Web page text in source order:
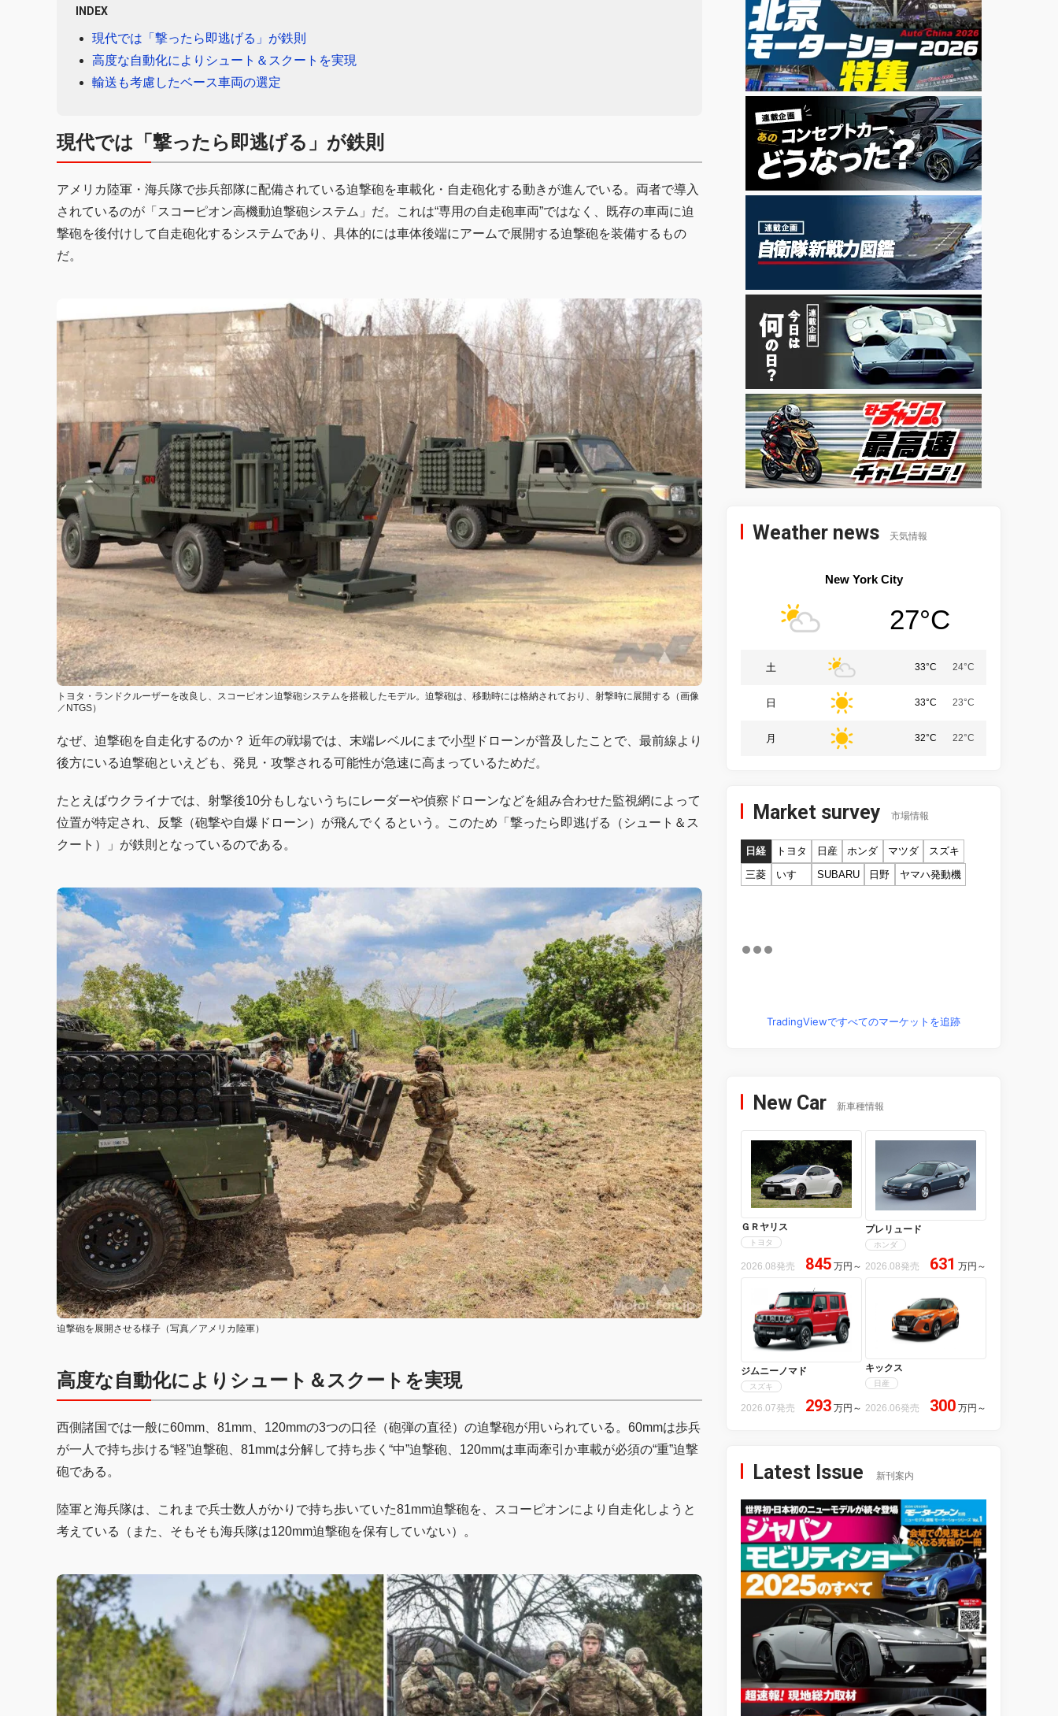
INDEX
現代では「撃ったら即逃げる」が鉄則
高度な自動化によりシュート＆スクートを実現
輸送も考慮したベース車両の選定
現代では「撃ったら即逃げる」が鉄則
アメリカ陸軍・海兵隊で歩兵部隊に配備されている迫撃砲を車載化・自走砲化する動きが進んでいる。両者で導入
されているのが「スコーピオン高機動迫撃砲システム」だ。これは“専用の自走砲車両”ではなく、既存の車両に迫
撃砲を後付けして自走砲化するシステムであり、具体的には車体後端にアームで展開する迫撃砲を装備するもの
だ。
トヨタ・ランドクルーザーを改良し、スコーピオン迫撃砲システムを搭載したモデル。迫撃砲は、移動時には格納されており、射撃時に展開する（画像
／NTGS）
なぜ、迫撃砲を自走化するのか？ 近年の戦場では、末端レベルにまで小型ドローンが普及したことで、最前線より
後方にいる迫撃砲といえども、発見・攻撃される可能性が急速に高まっているためだ。
たとえばウクライナでは、射撃後10分もしないうちにレーダーや偵察ドローンなどを組み合わせた監視網によって
位置が特定され、反撃（砲撃や自爆ドローン）が飛んでくるという。このため「撃ったら即逃げる（シュート＆ス
クート）」が鉄則となっているのである。
迫撃砲を展開させる様子（写真／アメリカ陸軍）
高度な自動化によりシュート＆スクートを実現
西側諸国では一般に60mm、81mm、120mmの3つの口径（砲弾の直径）の迫撃砲が用いられている。60mmは歩兵
が一人で持ち歩ける“軽”迫撃砲、81mmは分解して持ち歩く“中”迫撃砲、120mmは車両牽引か車載が必須の“重”迫撃
砲である。
陸軍と海兵隊は、これまで兵士数人がかりで持ち歩いていた81mm迫撃砲を、スコーピオンにより自走化しようと
考えている（また、そもそも海兵隊は120mm迫撃砲を保有していない）。
Weather news 天気情報
New York City
27°C
土 33°C 24°C
日 33°C 23°C
月 32°C 22°C
Market survey 市場情報
日経 トヨタ 日産 ホンダ マツダ
スズキ
三菱
いすゞ SUBARU 日野 ヤマハ発動機
TradingViewですべてのマーケットを追跡
New Car 新車種情報
ＧＲヤリス
トヨタ
2026.08発売 845 万円 ～
プレリュード
ホンダ
2026.08発売 631 万円 ～
ジムニーノマド
スズキ
2026.07発売 293 万円 ～
キックス
日産
2026.06発売 300 万円 ～
Latest Issue 新刊案内